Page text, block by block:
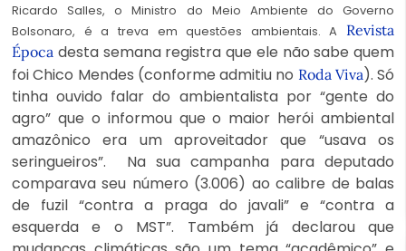
Ricardo Salles, o Ministro do Meio Ambiente do Governo
Bolsonaro, é a treva em questões ambientais. A Revista
Época desta semana registra que ele não sabe quem
foi Chico Mendes (conforme admitiu no Roda Viva). Só
tinha ouvido falar do ambientalista por “gente do
agro” que o informou que o maior herói ambiental
amazônico era um aproveitador que “usava os
seringueiros”. Na sua campanha para deputado
comparava seu número (3.006) ao calibre de balas
de fuzil “contra a praga do javali” e “contra a
esquerda e o MST”. Também já declarou que